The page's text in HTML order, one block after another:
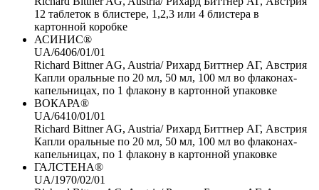
12 таблеток в блистере, 1,2,3 или 4 блистера в
картонной коробке
АСИНИС®
UA/6406/01/01
Richard Bittner AG, Austria/ Рихард Биттнер АГ, Австрия
Капли оральные по 20 мл, 50 мл, 100 мл во флаконах-
капельницах, по 1 флакону в картонной упаковке
ВОКАРА®
UA/6410/01/01
Richard Bittner AG, Austria/ Рихард Биттнер АГ, Австрия
Капли оральные по 20 мл, 50 мл, 100 мл во флаконах-
капельницах, по 1 флакону в картонной упаковке
ГАЛСТЕНА®
UA/1970/02/01